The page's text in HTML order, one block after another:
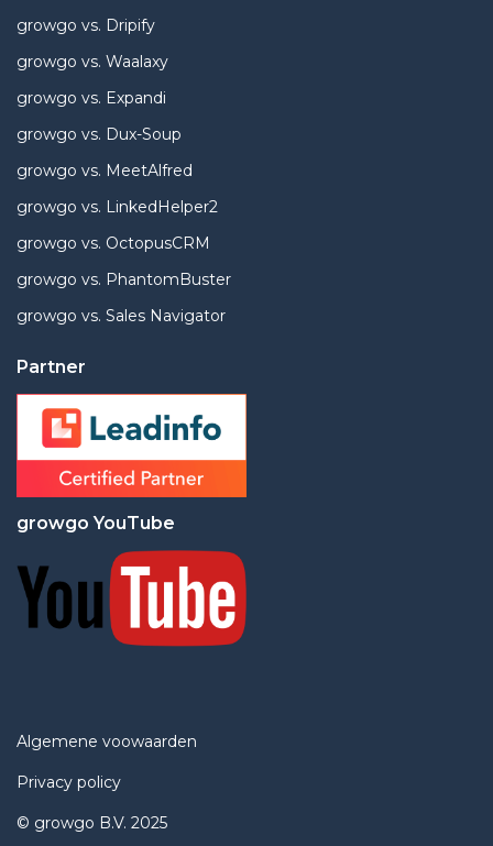
growgo vs. Dripify
growgo vs. Waalaxy
growgo vs. Expandi
growgo vs. Dux-Soup
growgo vs. MeetAlfred
growgo vs. LinkedHelper2
growgo vs. OctopusCRM
growgo vs. PhantomBuster
growgo vs. Sales Navigator
Partner
growgo YouTube
Algemene voowaarden
Privacy policy
© growgo B.V. 2025